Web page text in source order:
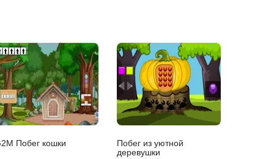
Побег кошки
Побег из уютной
деревушки